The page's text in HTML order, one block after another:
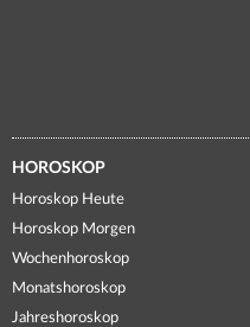
HOROSKOP
Horoskop Heute
Horoskop Morgen
Wochenhoroskop
Monatshoroskop
Jahreshoroskop